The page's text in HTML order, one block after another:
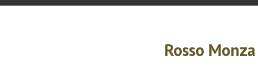
Rosso Monza